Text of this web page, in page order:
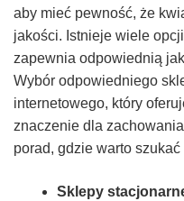
aby mieć pewność, że
jakości. Istnieje wiele
zapewnia odpowiednią
Wybór odpowiedniego
internetowego, który
znaczenie dla
porad, gdzie warto szukać
Sklepy